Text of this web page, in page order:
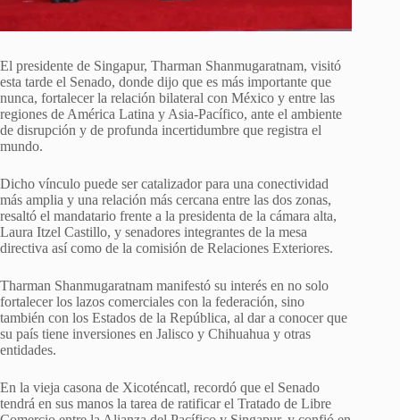
El presidente de Singapur, Tharman Shanmugaratnam, visitó
esta tarde el Senado, donde dijo que es más importante que
nunca, fortalecer la relación bilateral con México y entre las
regiones de América Latina y Asia-Pacífico, ante el ambiente
de disrupción y de profunda incertidumbre que registra el
mundo.
Dicho vínculo puede ser catalizador para una conectividad
más amplia y una relación más cercana entre las dos zonas,
resaltó el mandatario frente a la presidenta de la cámara alta,
Laura Itzel Castillo, y senadores integrantes de la mesa
directiva así como de la comisión de Relaciones Exteriores.
Tharman Shanmugaratnam manifestó su interés en no solo
fortalecer los lazos comerciales con la federación, sino
también con los Estados de la República, al dar a conocer que
su país tiene inversiones en Jalisco y Chihuahua y otras
entidades.
En la vieja casona de Xicoténcatl, recordó que el Senado
tendrá en sus manos la tarea de ratificar el Tratado de Libre